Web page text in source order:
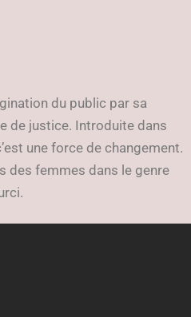
du public par sa
de justice. Introduite dans
une force de changement.
des femmes dans le genre